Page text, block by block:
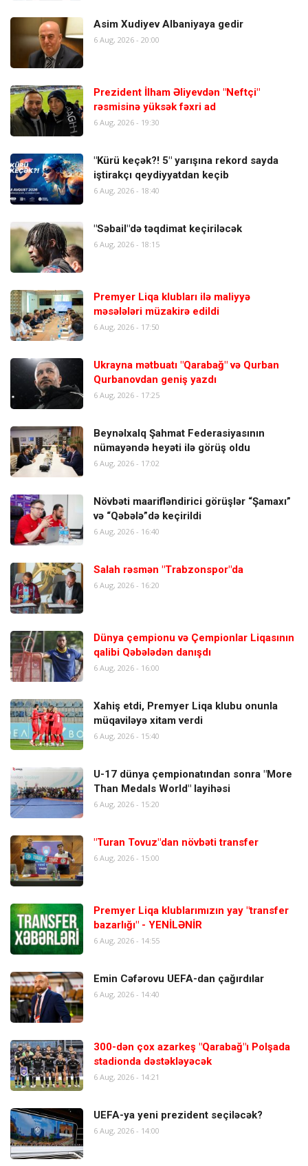
Asim Xudiyev Albaniyaya gedir
6 Aug, 2026 - 20:00
Prezident İlham Əliyevdən "Neftçi"
rəsmisinə yüksək fəxri ad
6 Aug, 2026 - 19:30
"Kürü keçək?! 5" yarışına rekord sayda
iştirakçı qeydiyyatdan keçib
6 Aug, 2026 - 18:40
"Səbail"də təqdimat keçiriləcək
6 Aug, 2026 - 18:15
Premyer Liqa klubları ilə maliyyə
məsələləri müzakirə edildi
6 Aug, 2026 - 17:50
Ukrayna mətbuatı "Qarabağ" və Qurban
Qurbanovdan geniş yazdı
6 Aug, 2026 - 17:25
Beynəlxalq Şahmat Federasiyasının
nümayəndə heyəti ilə görüş oldu
6 Aug, 2026 - 17:02
Növbəti maarifləndirici görüşlər “Şamaxı”
və “Qəbələ”də keçirildi
6 Aug, 2026 - 16:40
Salah rəsmən "Trabzonspor"da
6 Aug, 2026 - 16:20
Dünya çempionu və Çempionlar Liqasının
qalibi Qəbələdən danışdı
6 Aug, 2026 - 16:00
Xahiş etdi, Premyer Liqa klubu onunla
müqaviləyə xitam verdi
6 Aug, 2026 - 15:40
U-17 dünya çempionatından sonra "More
Than Medals World" layihəsi
6 Aug, 2026 - 15:20
"Turan Tovuz"dan növbəti transfer
6 Aug, 2026 - 15:00
Premyer Liqa klublarımızın yay "transfer
bazarlığı" - YENİLƏNİR
6 Aug, 2026 - 14:55
Emin Cəfərovu UEFA-dan çağırdılar
6 Aug, 2026 - 14:40
300-dən çox azarkeş "Qarabağ"ı Polşada
stadionda dəstəkləyəcək
6 Aug, 2026 - 14:21
UEFA-ya yeni prezident seçiləcək?
6 Aug, 2026 - 14:00